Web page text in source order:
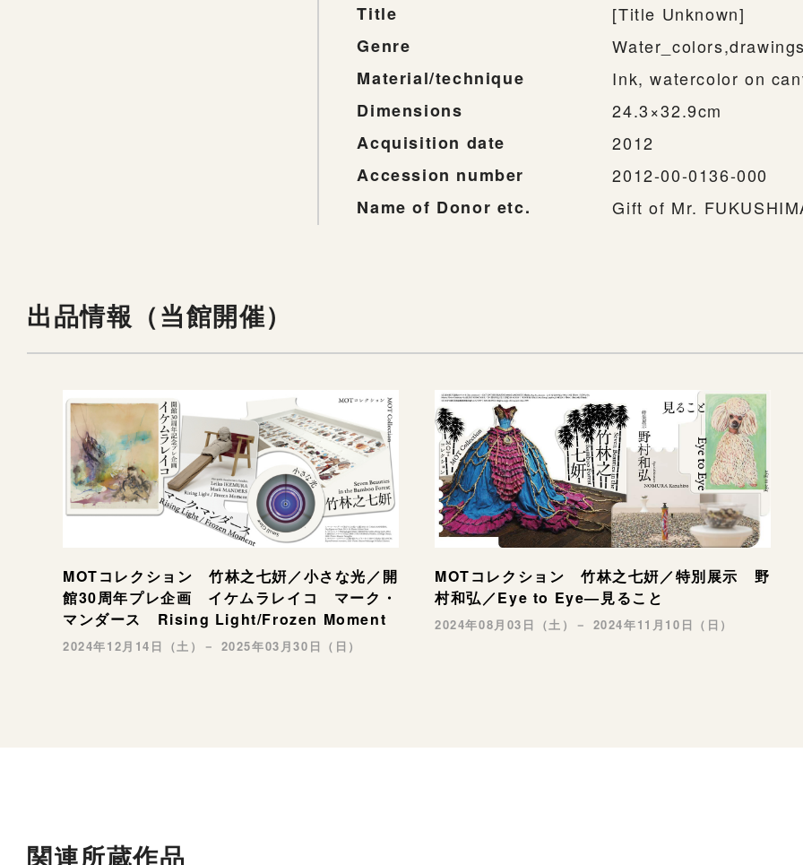
Title
[Title Unknown]
Genre
Water_colors,drawings
Material/technique
Ink, watercolor on
Dimensions
24.3×32.9cm
Acquisition date
2012
Accession number
2012-00-0136-000
Name of Donor etc.
Gift of Mr.
出品情報（当館開催）
MOTコレクション 竹林之七姸／小さな光／開
館30周年プレ企画 イケムラレイコ マーク・
マンダース Rising Light/Frozen Moment
2024年12月14日（土）－ 2025年03月30日（日）
MOTコレクション 竹林之七姸／特別展示 野
村和弘／Eye to Eye—見ること
2024年08月03日（土）－ 2024年11月10日（日）
関連所蔵作品